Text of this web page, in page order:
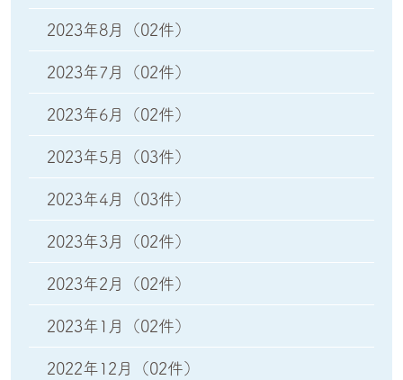
2023年8月 （02件）
2023年7月 （02件）
2023年6月 （02件）
2023年5月 （03件）
2023年4月 （03件）
2023年3月 （02件）
2023年2月 （02件）
2023年1月 （02件）
2022年12月 （02件）